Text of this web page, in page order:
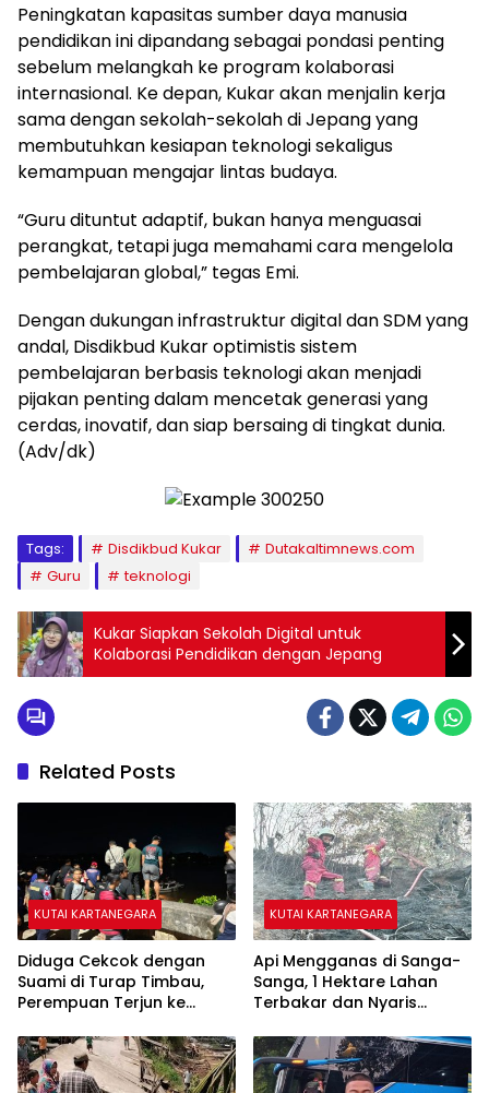
Peningkatan kapasitas sumber daya manusia
pendidikan ini dipandang sebagai pondasi penting
sebelum melangkah ke program kolaborasi
internasional. Ke depan, Kukar akan menjalin kerja
sama dengan sekolah-sekolah di Jepang yang
membutuhkan kesiapan teknologi sekaligus
kemampuan mengajar lintas budaya.
“Guru dituntut adaptif, bukan hanya menguasai
perangkat, tetapi juga memahami cara mengelola
pembelajaran global,” tegas Emi.
Dengan dukungan infrastruktur digital dan SDM yang
andal, Disdikbud Kukar optimistis sistem
pembelajaran berbasis teknologi akan menjadi
pijakan penting dalam mencetak generasi yang
cerdas, inovatif, dan siap bersaing di tingkat dunia.
(Adv/dk)
Tags: Disdikbud Kukar
Dutakaltimnews.com
Guru
teknologi
Kukar Siapkan Sekolah Digital untuk
Kolaborasi Pendidikan dengan Jepang
Related Posts
KUTAI KARTANEGARA
Diduga Cekcok dengan
Suami di Turap Timbau,
Perempuan Terjun ke
KUTAI KARTANEGARA
Api Mengganas di Sanga-
Sanga, 1 Hektare Lahan
Terbakar dan Nyaris